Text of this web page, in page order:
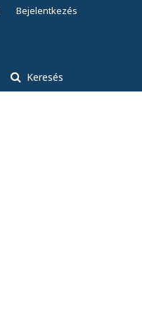
Keresés
Bejelentkezés